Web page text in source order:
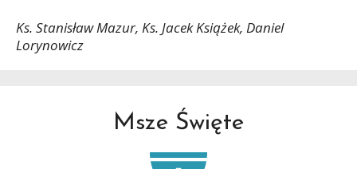
Ks. Stanisław Mazur, Ks. Jacek Książek, Daniel
Lorynowicz
Msze Święte